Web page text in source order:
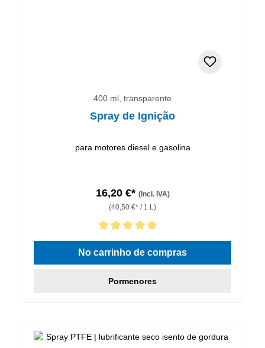
400 ml, transparente
Spray de Ignição
para motores diesel e gasolina
16,20 €* (incl. IVA)
(40,50 €* / 1 L)
Classificação média de 5 de 5 estrelas
No carrinho de compras
Pormenores